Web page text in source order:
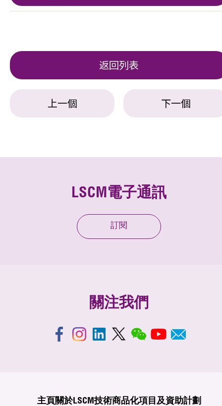
返回列表
上一個 下一個
LSCM電子通訊
訂閱
關注我們
主頁 關於LSCM技術商品化項目及資助計劃